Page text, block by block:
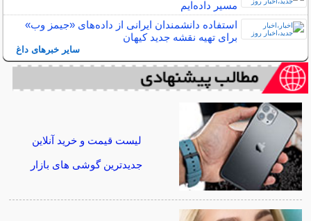
مسیر داده‌ایم
استفاده دانشمندان ایرانی از داده‌های «جیمز وب»
برای تهیه نقشه جدید کیهان
سایر خبرهای داغ
لیست قیمت و خرید آنلاین
جدیدترین گوشی های بازار